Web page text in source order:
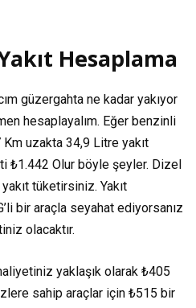
Hesaplama
güzergahta ne kadar yakıyor
hesaplayalım. Eğer benzinli
Km uzakta 34,9 Litre yakıt
₺1.442 Olur böyle şeyler. Dizel
yakıt tüketirsiniz. Yakıt
bir araçla seyahat ediyorsanız
olacaktır.
yaklaşık olarak ₺405
sahip araçlar için ₺515 bir